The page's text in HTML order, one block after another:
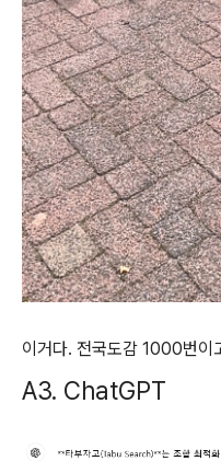
이거다. 전국도감 1000번이
A3. ChatGPT